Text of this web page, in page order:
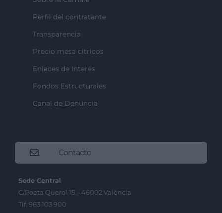
Perfil del contratante
Transparencia
Precio mesa citricos
Enlaces de Interés
Fondos Estructurales
Canal de Denuncia
Contacto
Sede Central
C/Poeta Querol 15 – 46002 València
Tlf. 963 103 900